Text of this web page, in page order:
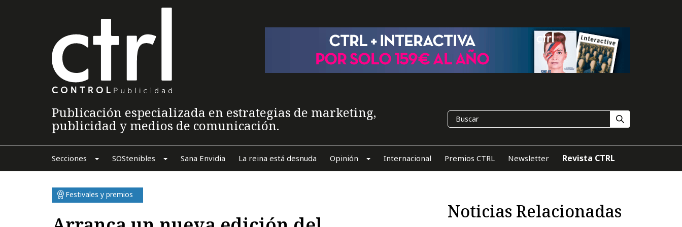
Publicación especializada en estrategias de marketing,
publicidad y medios de comunicación.
Secciones SOStenibles Sana Envidia La reina está desnuda Opinión Internacional Premios CTRL Newsletter Revista CTRL
Festivales y premios
Noticias Relacionadas